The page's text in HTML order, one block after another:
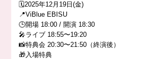
🗓️2025年12月19日(金)
📍ViBlue EBISU
🕒開場 18:00 / 開演 18:30
🎤ライブ 18:55〜19:20
📸特典会 20:30〜21:50（終演後）
🎁入場特典